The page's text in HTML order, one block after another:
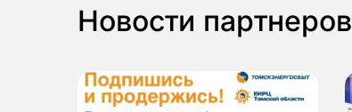
Новости партнеров